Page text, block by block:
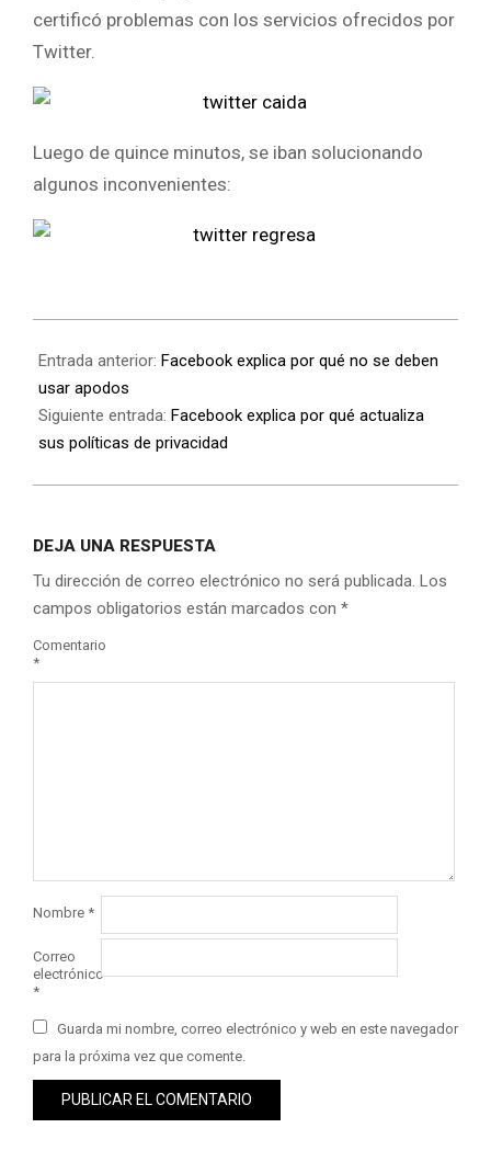
certificó problemas con los servicios ofrecidos por
Twitter.
Luego de quince minutos, se iban solucionando
algunos inconvenientes:
Entrada anterior: Facebook explica por qué no se deben
usar apodos
Siguiente entrada: Facebook explica por qué actualiza
sus políticas de privacidad
DEJA UNA RESPUESTA
Tu dirección de correo electrónico no será publicada. Los
campos obligatorios están marcados con *
Comentario
*
Nombre *
Correo
electrónico
*
Guarda mi nombre, correo electrónico y web en este navegador
para la próxima vez que comente.